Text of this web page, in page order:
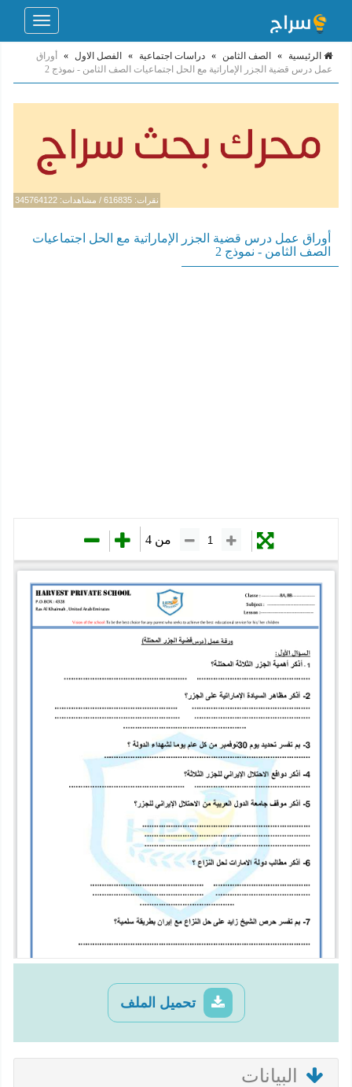
Toggle
الرئيسية » الصف الثامن » دراسات اجتماعية » الفصل الاول »
أوراق
عمل درس قضية الجزر الإماراتية مع الحل اجتماعيات الصف الثامن - نموذج 2
نقرات: 616835 / مشاهدات: 345764122
أوراق عمل درس قضية الجزر الإماراتية مع الحل اجتماعيات
الصف الثامن - نموذج 2
تحميل الملف
البيانات